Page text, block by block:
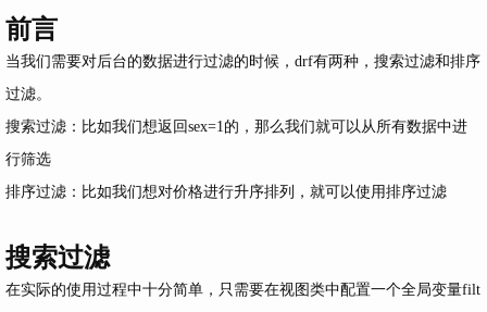
前言
当我们需要对后台的数据进行过滤的时候， drf有两种，搜索过滤和排序
过滤。
搜索过滤：比如我们想返回 sex=1 的，那么我们就可以从所有数据中进
行筛选
排序过滤：比如我们想对价格进行升序排列，就可以使用排序过滤
搜索过滤
在实际的使用过程中十分简单，只需要在视图类中配置一个全局变量filt